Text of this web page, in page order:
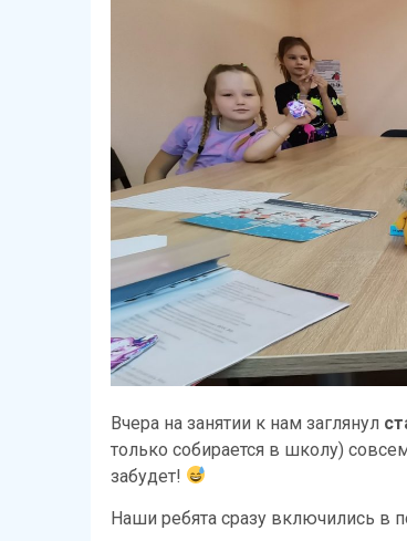
Вчера на занятии к нам заглянул
только собирается в школу)
забудет!
Наши ребята сразу включились в